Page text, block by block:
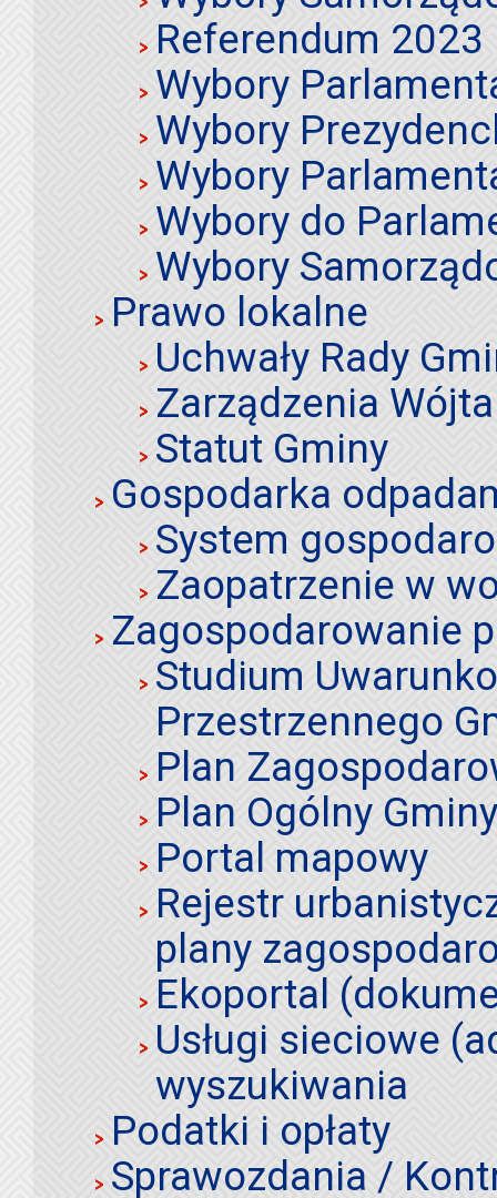
Referendum 2023
Wybory
Wybory
Wybory
Wybory do
Wybory
Prawo lokalne
Uchwały Rady
Zarządzenia Wójta
Statut Gminy
Gospodarka
System
Zaopatrzenie w
Zagospodarowanie
Studium
Przestrzennego
Plan
Plan Ogólny
Portal mapowy
Rejestr
plany
Ekoportal
Usługi sieciowe
wyszukiwania
Podatki i opłaty
Sprawozdania /